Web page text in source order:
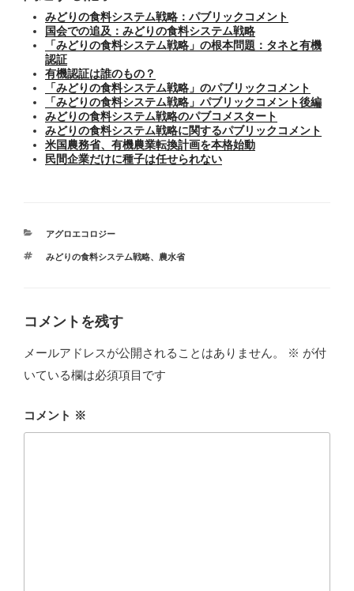
みどりの食料システム戦略：パブリックコメント
国会での追及：みどりの食料システム戦略
「みどりの食料システム戦略」の根本問題：タネと有機
認証
有機認証は誰のもの？
「みどりの食料システム戦略」のパブリックコメント
「みどりの食料システム戦略」パブリックコメント後編
みどりの食料システム戦略のパブコメスタート
みどりの食料システム戦略に関するパブリックコメント
米国農務省、有機農業転換計画を本格始動
民間企業だけに種子は任せられない
カ
ゴ
アグロエコロジー
タ
みどりの食料システム戦略、 農水省
コメントを残す
メールアドレスが公開されることはありません。 ※ が付
いている欄は必須項目です
コメント ※